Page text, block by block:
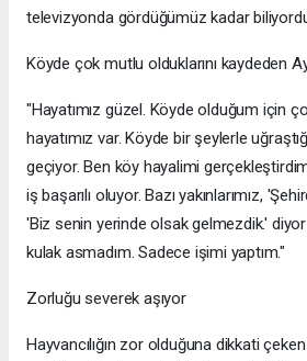
televizyonda gördüğümüz kadar
Köyde çok mutlu olduklarını kaydeden
"Hayatımız güzel. Köyde olduğum için
hayatımız var. Köyde bir şeylerle
geçiyor. Ben köy hayalimi
iş başarılı oluyor. Bazı yakınlarımız,
'Biz senin yerinde olsak gelmezdik.'
kulak asmadım. Sadece işimi yaptım."
Zorluğu severek aşıyor
Hayvancılığın zor olduğuna dikkati